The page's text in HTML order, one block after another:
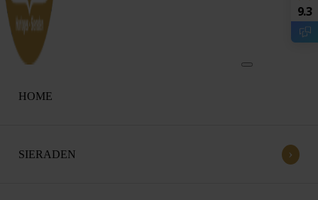
HOME
SIERADEN ›
9.3